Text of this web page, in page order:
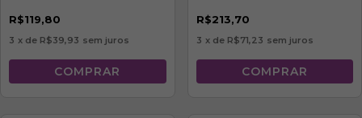
R$119,80
3 x de R$39,93 sem juros
R$213,70
3 x de R$71,23 sem juros